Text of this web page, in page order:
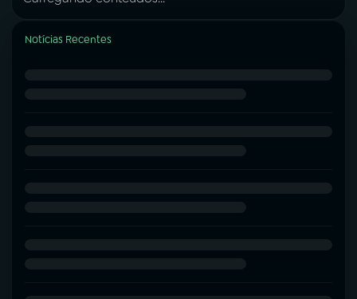
Notícias Recentes